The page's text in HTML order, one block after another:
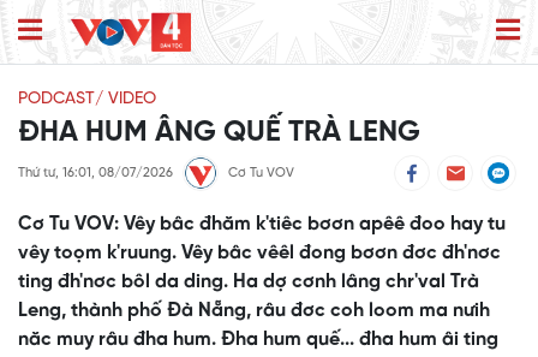
PODCAST/ VIDEO
ĐHA HUM ÂNG QUẾ TRÀ LENG
Thứ tư, 16:01, 08/07/2026 Cơ Tu VOV
Cơ Tu VOV: Vêy bâc đhăm k'tiêc bơơn apêê đoo hay tu
vêy toọm k'ruung. Vêy bâc vêêl đong bơơn đơc đh'nơc
ting đh'nơc bôl da ding. Ha dợ cơnh lâng chr'val Trà
Leng, thành phố Đà Nẵng, râu đơc coh loom ma nưih
năc muy râu đha hum. Đha hum quế... đha hum âi ting